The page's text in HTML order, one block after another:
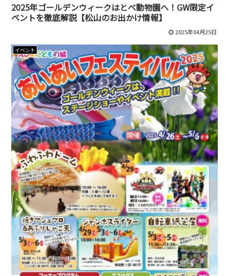
2025年ゴールデンウィークはとべ動物園へ！GW限定イ
ベントを徹底解説【松山のお出かけ情報】
2025年04月25日
イベント